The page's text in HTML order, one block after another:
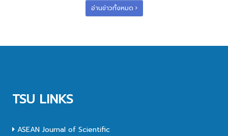
อ่านข่าวทั้งหมด
TSU LINKS
ASEAN Journal of Scientific